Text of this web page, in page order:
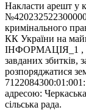
Накласти арешт у
кримінального
КК України на
ІНФОРМАЦІЯ_1 , з
завданих збитків,
розпоряджатися
адресою:
сільська рада.